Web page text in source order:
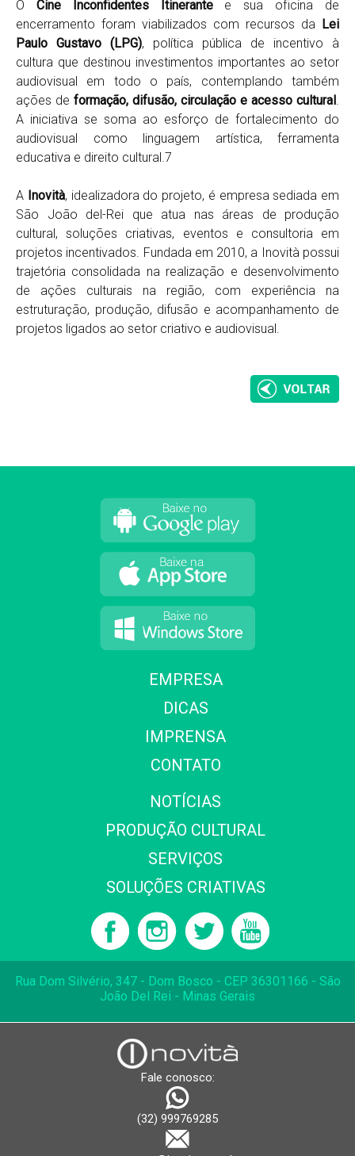
O Cine Inconfidentes Itinerantee sua oficina de
encerramento foram viabilizados com recursos da Lei
Paulo Gustavo (LPG), política pública de incentivo à
cultura que destinou investimentos importantes ao setor
audiovisual em todo o país, contemplando também
ações de formação, difusão, circulação e acesso cultural.
A iniciativa se soma ao esforço de fortalecimento do
audiovisual como linguagem artística, ferramenta
educativa e direito cultural.7
A Inovità, idealizadora do projeto, é empresa sediada em
São João del-Rei que atua nas áreas de produção
cultural, soluções criativas, eventos e consultoria em
projetos incentivados. Fundada em 2010, a Inovità possui
trajetória consolidada na realização e desenvolvimento
de ações culturais na região, com experiência na
estruturação, produção, difusão e acompanhamento de
projetos ligados ao setor criativo e audiovisual.
EMPRESA
DICAS
IMPRENSA
CONTATO
NOTÍCIAS
PRODUÇÃO CULTURAL
SERVIÇOS
SOLUÇÕES CRIATIVAS
Rua Dom Silvério, 347 - Dom Bosco - CEP 36301166 - São
João Del Rei - Minas Gerais
Fale conosco:
(32) 999769285